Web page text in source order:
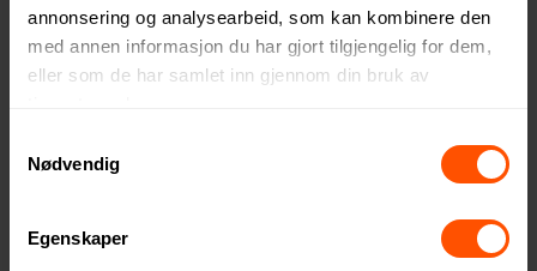
annonsering og analysearbeid, som kan kombinere den
med annen informasjon du har gjort tilgjengelig for dem,
eller som de har samlet inn gjennom din bruk av
Nødvendig
Egenskaper
155 NOK
Niklas Resirkulert Papir